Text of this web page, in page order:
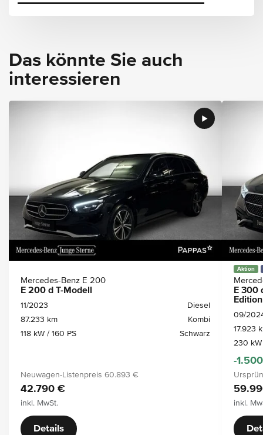
Das könnte Sie auch
interessieren
Mercedes-Benz E 200
E 200 d T-Modell
11/2023
Diesel
87.233 km
Kombi
118 kW / 160 PS
Schwarz
Neuwagen-Listenpreis 60.893 €
42.790 €
inkl. MwSt.
Details
Aktion
E 300
Edition
09/
17.923
230 kW
-
inkl.